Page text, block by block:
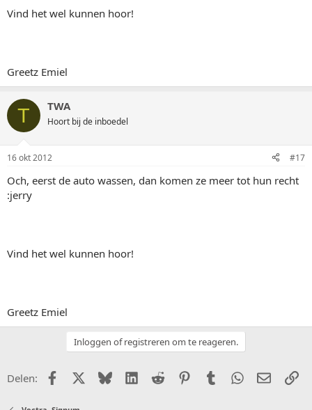
Vind het wel kunnen hoor!
Greetz Emiel
T TWA
Hoort bij de inboedel
16 okt 2012 #17
Och, eerst de auto wassen, dan komen ze meer tot hun recht
:jerry
Vind het wel kunnen hoor!
Greetz Emiel
Inloggen of registreren om te reageren.
Delen: FacebookX (Twitter)
BlueskyLinkedIn
Reddit PinterestTumblr WhatsApp
E-mail